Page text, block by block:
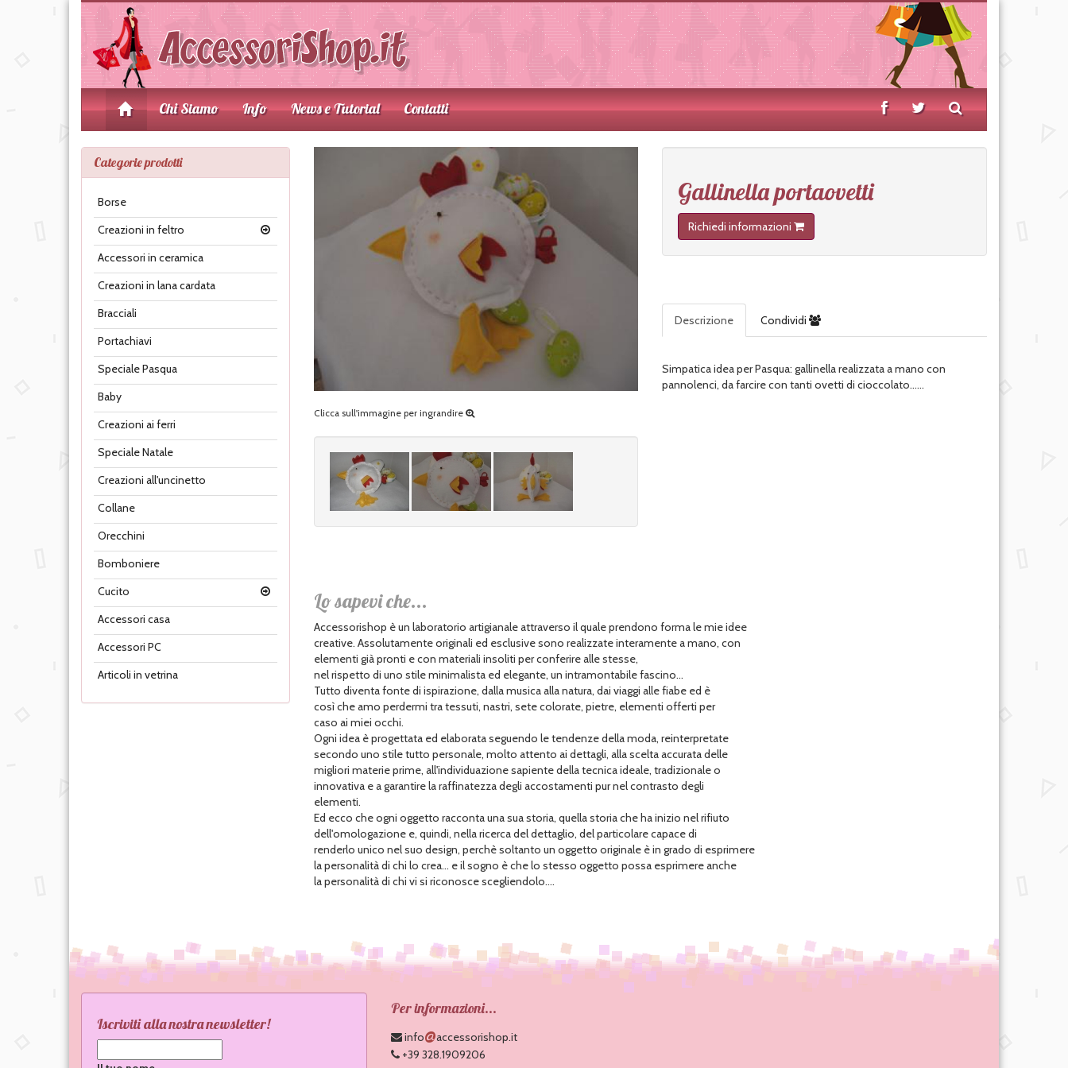
Chi Siamo Info News e Tutorial Contatti
Categorie prodotti
Borse
Creazioni in feltro
Accessori in ceramica
Creazioni in lana cardata
Bracciali
Portachiavi
Speciale Pasqua
Baby
Creazioni ai ferri
Speciale Natale
Creazioni all'uncinetto
Collane
Orecchini
Bomboniere
Cucito
Accessori casa
Accessori PC
Articoli in vetrina
Clicca sull'immagine per ingrandire
Gallinella portaovetti
Richiedi informazioni
Descrizione Condividi
Simpatica idea per Pasqua: gallinella realizzata a mano con
pannolenci, da farcire con tanti ovetti di cioccolato......
Lo sapevi che...
Accessorishop è un laboratorio artigianale attraverso il quale prendono forma le mie idee
creative. Assolutamente originali ed esclusive sono realizzate interamente a mano, con
elementi già pronti e con materiali insoliti per conferire alle stesse,
nel rispetto di uno stile minimalista ed elegante, un intramontabile fascino...
Tutto diventa fonte di ispirazione, dalla musica alla natura, dai viaggi alle fiabe ed è
così che amo perdermi tra tessuti, nastri, sete colorate, pietre, elementi offerti per
caso ai miei occhi.
Ogni idea è progettata ed elaborata seguendo le tendenze della moda, reinterpretate
secondo uno stile tutto personale, molto attento ai dettagli, alla scelta accurata delle
migliori materie prime, all'individuazione sapiente della tecnica ideale, tradizionale o
innovativa e a garantire la raffinatezza degli accostamenti pur nel contrasto degli
elementi.
Ed ecco che ogni oggetto racconta una sua storia, quella storia che ha inizio nel rifiuto
dell'omologazione e, quindi, nella ricerca del dettaglio, del particolare capace di
renderlo unico nel suo design, perchè soltanto un oggetto originale è in grado di esprimere
la personalità di chi lo crea... e il sogno è che lo stesso oggetto possa esprimere anche
la personalità di chi vi si riconosce scegliendolo....
Iscriviti alla nostra newsletter!
Per informazioni...
info@accessorishop.it
+39 328.1909206